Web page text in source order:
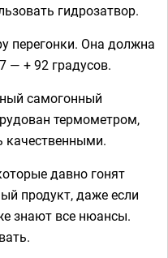
гидрозатвор.
перегонки. Она должна
— + 92 градусов.
самогонный
термометром,
давно гонят
продукт, даже если
знают все нюансы.